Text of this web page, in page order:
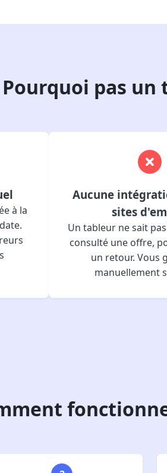
Pourquoi pas un
à la
Aucune
sites
Un tableur ne sait
consulté une offre,
un retour. Vous
manuellement